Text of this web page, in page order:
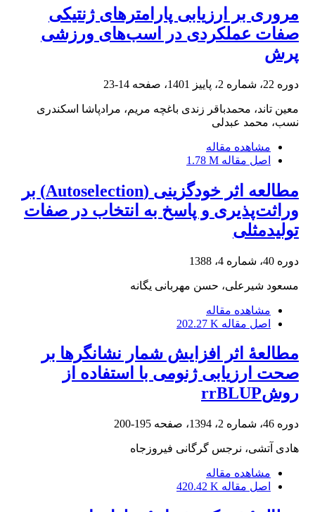
مروری بر ارزیابی پارامتر‌های ژنتیکی
صفات عملکردی در اسب‌های ورزشی
پرش
دوره 22، شماره 2، پاییز 1401، صفحه 14-23
معین تاند، محمدباقر زندی باغچه مریم، مرادپاشا اسکندری
نسب، محمد عبدلی
مشاهده مقاله
اصل مقاله 1.78 M
مطالعه اثر خودگزینی (Autoselection) بر
وراثت‌پذیری و پاسخ به انتخاب در صفات
تولید‌مثلی
دوره 40، شماره 4، 1388
مسعود شیرعلی، حسن مهربانی یگانه
مشاهده مقاله
اصل مقاله 202.27 K
مطالعۀ اثر افزایش شمار نشانگرها بر
صحت ارزیابی ژنومی با استفاده از
روشrrBLUP
دوره 46، شماره 2، 1394، صفحه 195-200
هادی آتشی، نرجس گرگانی فیروزجاه
مشاهده مقاله
اصل مقاله 420.42 K